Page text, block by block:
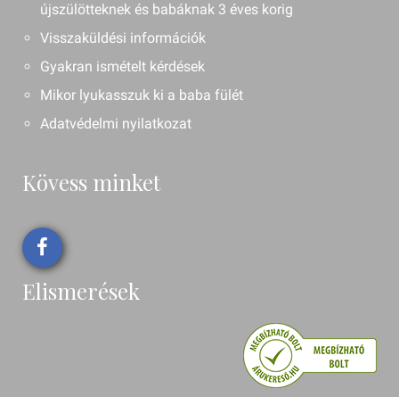
újszülötteknek és babáknak 3 éves korig
Visszaküldési információk
Gyakran ismételt kérdések
Mikor lyukasszuk ki a baba fülét
Adatvédelmi nyilatkozat
Kövess minket
Elismerések